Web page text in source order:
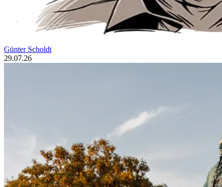
Günter Scholdt
29.07.26